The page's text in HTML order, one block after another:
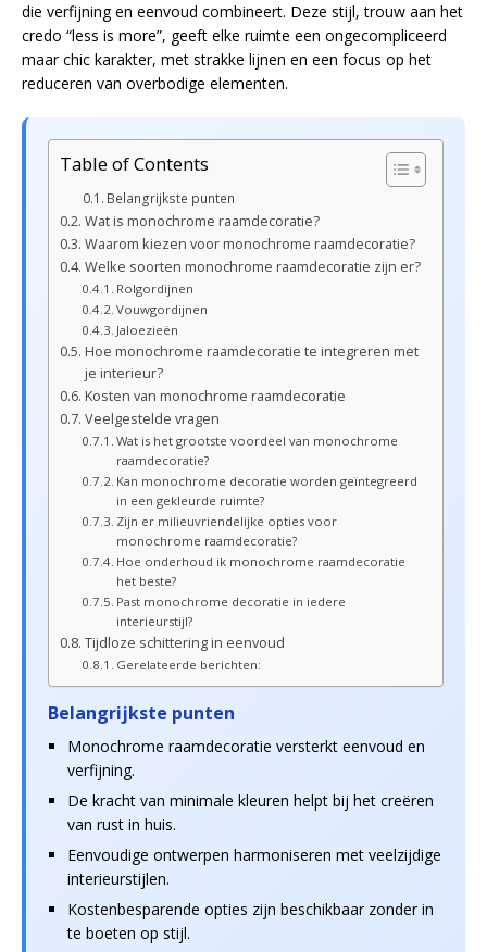
die verfijning en eenvoud combineert. Deze stijl, trouw aan het
credo “less is more”, geeft elke ruimte een ongecompliceerd
maar chic karakter, met strakke lijnen en een focus op het
reduceren van overbodige elementen.
Table of Contents
Belangrijkste punten
Wat is monochrome raamdecoratie?
Waarom kiezen voor monochrome raamdecoratie?
Welke soorten monochrome raamdecoratie zijn er?
Rolgordijnen
Vouwgordijnen
Jaloezieën
Hoe monochrome raamdecoratie te integreren met
je interieur?
Kosten van monochrome raamdecoratie
Veelgestelde vragen
Wat is het grootste voordeel van monochrome
raamdecoratie?
Kan monochrome decoratie worden geïntegreerd
in een gekleurde ruimte?
Zijn er milieuvriendelijke opties voor
monochrome raamdecoratie?
Hoe onderhoud ik monochrome raamdecoratie
het beste?
Past monochrome decoratie in iedere
interieurstijl?
Tijdloze schittering in eenvoud
Gerelateerde berichten:
Belangrijkste punten
Monochrome raamdecoratie versterkt eenvoud en
verfijning.
De kracht van minimale kleuren helpt bij het creëren
van rust in huis.
Eenvoudige ontwerpen harmoniseren met veelzijdige
interieurstijlen.
Kostenbesparende opties zijn beschikbaar zonder in
te boeten op stijl.